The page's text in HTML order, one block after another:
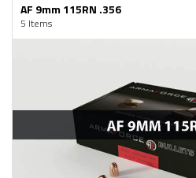
AF 9mm 115RN .356
5 Items